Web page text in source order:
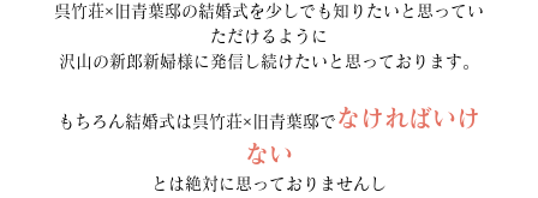
呉竹荘×旧青葉邸の結婚式を少しでも知りたいと思ってい
ただけるように
沢山の新郎新婦様に発信し続けたいと思っております。
もちろん結婚式は呉竹荘×旧青葉邸で なければいけ
ない
とは絶対に思っておりませんし